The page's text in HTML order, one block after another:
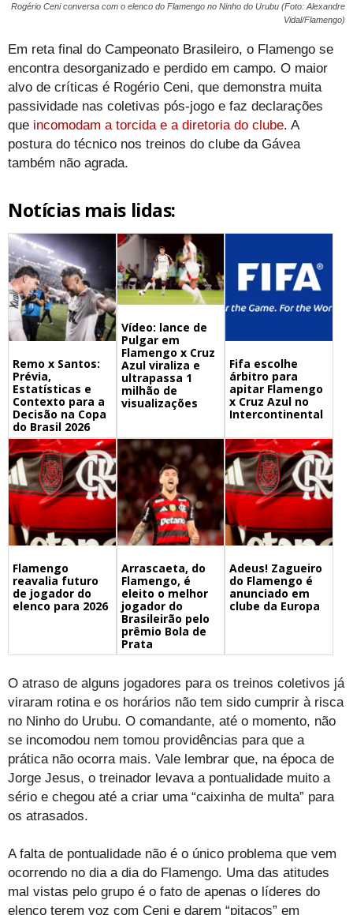
Rogério Ceni conversa com o elenco do Flamengo no Ninho do Urubu (Foto: Alexandre
Vidal/Flamengo)
Em reta final do Campeonato Brasileiro, o Flamengo se
encontra desorganizado e perdido em campo. O maior
alvo de críticas é Rogério Ceni, que demonstra muita
passividade nas coletivas pós-jogo e faz declarações
que incomodam a torcida e a diretoria do clube. A
postura do técnico nos treinos do clube da Gávea
também não agrada.
Notícias mais lidas:
Remo x Santos:
Prévia,
Estatísticas e
Contexto para a
Decisão na Copa
do Brasil 2026
Vídeo: lance de
Pulgar em
Flamengo x Cruz
Azul viraliza e
ultrapassa 1
milhão de
visualizações
Fifa escolhe
árbitro para
apitar Flamengo
x Cruz Azul no
Intercontinental
Flamengo
reavalia futuro
de jogador do
elenco para 2026
Arrascaeta, do
Flamengo, é
eleito o melhor
jogador do
Brasileirão pelo
prêmio Bola de
Prata
Adeus! Zagueiro
do Flamengo é
anunciado em
clube da Europa
O atraso de alguns jogadores para os treinos coletivos já
viraram rotina e os horários não tem sido cumprir à risca
no Ninho do Urubu. O comandante, até o momento, não
se incomodou nem tomou providências para que a
prática não ocorra mais. Vale lembrar que, na época de
Jorge Jesus, o treinador levava a pontualidade muito a
sério e chegou até a criar uma “caixinha de multa” para
os atrasados.
A falta de pontualidade não é o único problema que vem
ocorrendo no dia a dia do Flamengo. Uma das atitudes
mal vistas pelo grupo é o fato de apenas o líderes do
elenco terem voz com Ceni e darem “pitacos” em